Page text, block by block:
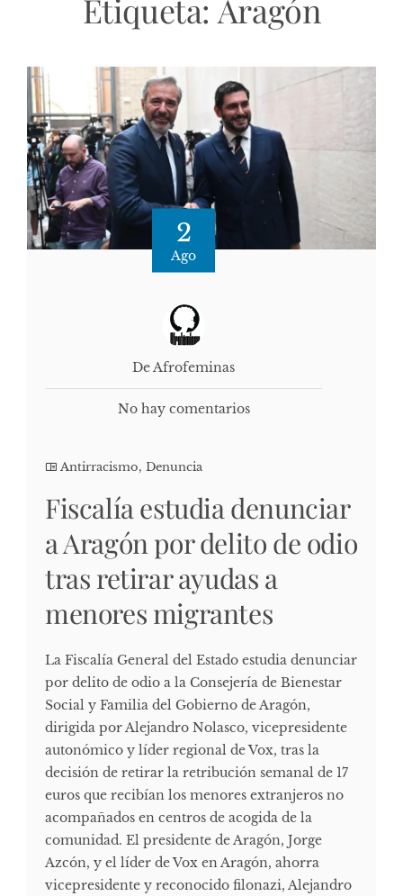
Etiqueta: Aragón
2
Ago
De Afrofeminas
No hay comentarios
Antirracismo, Denuncia
Fiscalía estudia denunciar
a Aragón por delito de odio
tras retirar ayudas a
menores migrantes
La Fiscalía General del Estado estudia denunciar
por delito de odio a la Consejería de Bienestar
Social y Familia del Gobierno de Aragón,
dirigida por Alejandro Nolasco, vicepresidente
autonómico y líder regional de Vox, tras la
decisión de retirar la retribución semanal de 17
euros que recibían los menores extranjeros no
acompañados en centros de acogida de la
comunidad. El presidente de Aragón, Jorge
Azcón, y el líder de Vox en Aragón, ahorra
vicepresidente y reconocido filonazi, Alejandro